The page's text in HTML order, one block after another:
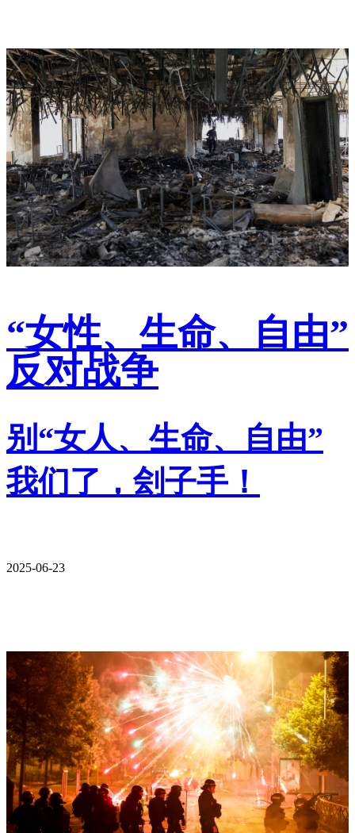
“女性、生命、自由”
反对战争
别“女人、生命、自由”
我们了，刽子手！
2025-06-23